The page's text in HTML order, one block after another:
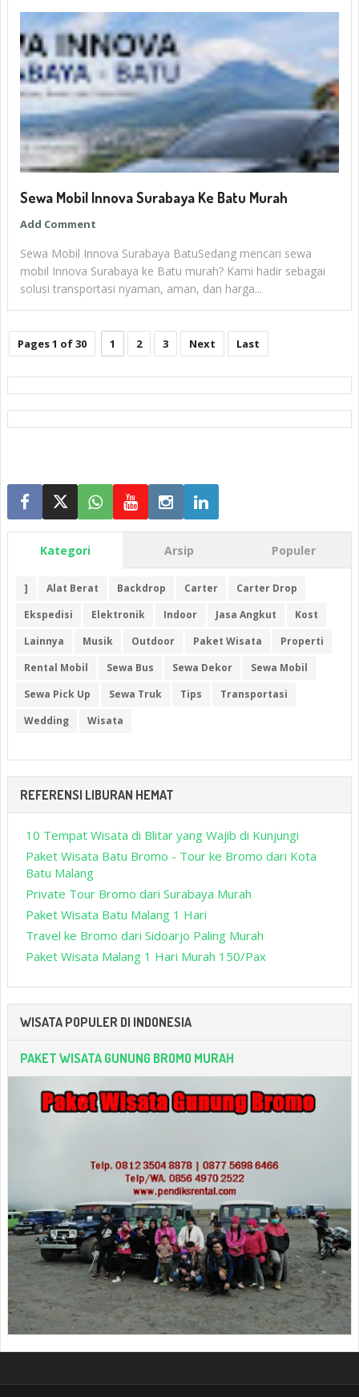
Sewa Mobil Innova Surabaya Ke Batu Murah
Add Comment
Sewa Mobil Innova Surabaya BatuSedang mencari sewa
mobil Innova Surabaya ke Batu murah? Kami hadir sebagai
solusi transportasi nyaman, aman, dan harga...
Pages 1 of 30 1 2 3 Next Last
Kategori Arsip Populer
] Alat Berat Backdrop Carter
Carter Drop
Ekspedisi
Elektronik Indoor Jasa Angkut
Kost
Lainnya
Musik Outdoor Paket Wisata
Properti
Rental Mobil
Sewa Bus Sewa Dekor
Sewa Mobil
Sewa Pick Up
Sewa Truk Tips
Transportasi
Wedding
Wisata
REFERENSI LIBURAN HEMAT
10 Tempat Wisata di Blitar yang Wajib di Kunjungi
Paket Wisata Batu Bromo - Tour ke Bromo dari Kota
Batu Malang
Private Tour Bromo dari Surabaya Murah
Paket Wisata Batu Malang 1 Hari
Travel ke Bromo dari Sidoarjo Paling Murah
Paket Wisata Malang 1 Hari Murah 150/Pax
WISATA POPULER DI INDONESIA
PAKET WISATA GUNUNG BROMO MURAH